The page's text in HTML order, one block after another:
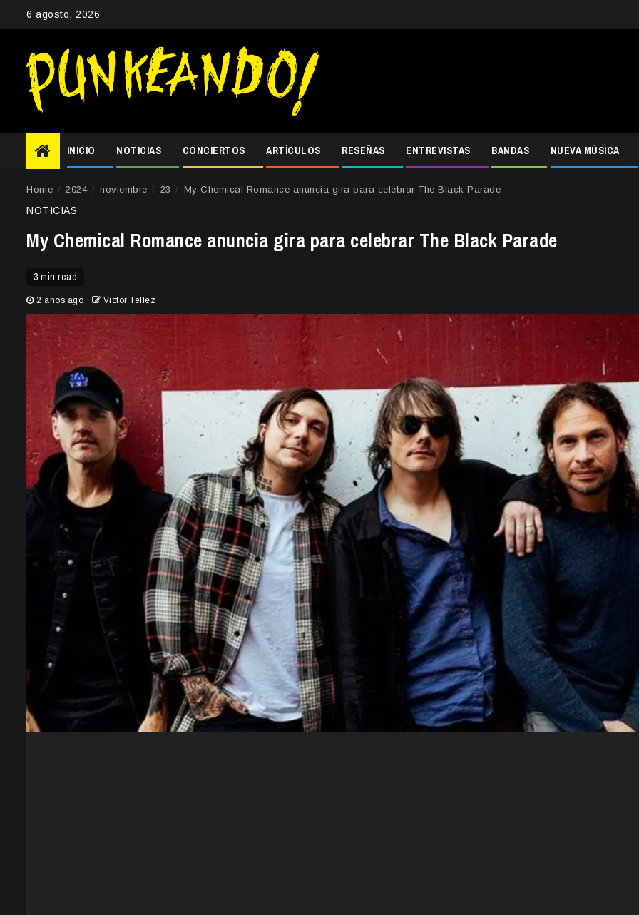
6 agosto, 2026
INICIO NOTICIAS CONCIERTOS ARTÍCULOS RESEÑAS ENTREVISTAS BANDAS NUEVA MÚSICA
Home 2024 noviembre 23 My Chemical Romance anuncia gira para celebrar The Black Parade
NOTICIAS
My Chemical Romance anuncia gira para celebrar The Black Parade
3 min read
2 años ago Victor Tellez